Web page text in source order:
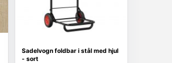
Sadelvogn foldbar i stål med hjul
- sort